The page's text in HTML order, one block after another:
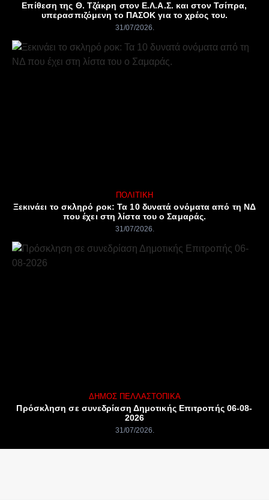
Επίθεση της Θ. Τζάκρη στον Ε.Λ.Α.Σ. και στον Τσίπρα,
υπερασπιζόμενη το ΠΑΣΟΚ για το χρέος του.
31/07/2026
ΠΟΛΙΤΙΚΉ
Ξεκινάει το σκληρό ροκ: Τα 10 δυνατά ονόματα από τη ΝΔ
που έχει στη λίστα του ο Σαμαράς.
31/07/2026
ΔΉΜΟΣ ΠΈΛΛΑΣΤΟΠΙΚΆ
Πρόσκληση σε συνεδρίαση Δημοτικής Επιτροπής 06-08-
2026
31/07/2026